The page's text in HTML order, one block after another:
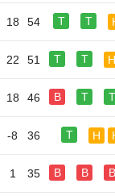
18 54 T T
22 51 T T H
18 46 B T T
-8 36 T H
1 35 B B B